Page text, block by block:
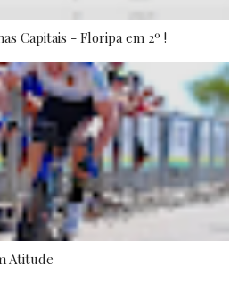
Capitais - Floripa em 2º !
Atitude